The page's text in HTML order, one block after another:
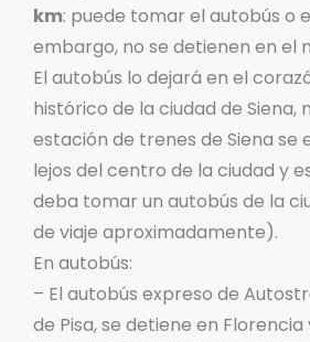
km: puede tomar el autobús o
embargo, no se detienen en el
El autobús lo dejará en el
histórico de la ciudad de Siena,
estación de trenes de Siena se
lejos del centro de la ciudad y
deba tomar un autobús de la
de viaje aproximadamente).
En autobús:
– El autobús expreso de
de Pisa, se detiene en Florencia